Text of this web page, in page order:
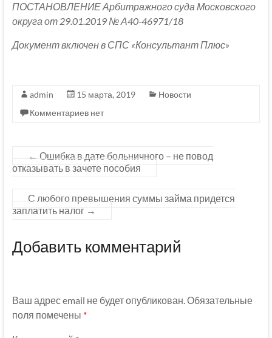
ПОСТАНОВЛЕНИЕ Арбитражного суда Московского
округа от 29.01.2019 № А40-46971/18
Документ включен в СПС «Консультант Плюс»
admin 15 марта, 2019
Новости
Комментариев нет
← Ошибка в дате больничного – не повод
отказывать в зачете пособия
С любого превышения суммы займа придется
заплатить налог →
Добавить комментарий
Ваш адрес email не будет опубликован. Обязательные
поля помечены *